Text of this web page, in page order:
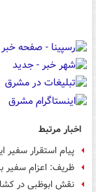
اخبار مرتبط
پیام استقرار سفیر
ظریف: اعزام
نقش ابوظبی در